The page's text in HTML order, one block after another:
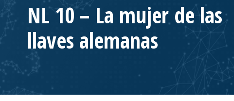
NL 10 – La mujer de las
llaves alemanas